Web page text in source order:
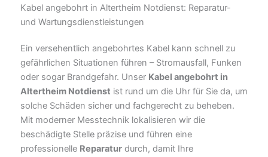
Kabel angebohrt in Altertheim Notdienst: Reparatur-
und Wartungsdienstleistungen
Ein versehentlich angebohrtes Kabel kann schnell zu
gefährlichen Situationen führen – Stromausfall, Funken
oder sogar Brandgefahr. Unser Kabel angebohrt in
Altertheim Notdienst ist rund um die Uhr für Sie da, um
solche Schäden sicher und fachgerecht zu beheben.
Mit moderner Messtechnik lokalisieren wir die
beschädigte Stelle präzise und führen eine
professionelle Reparatur durch, damit Ihre